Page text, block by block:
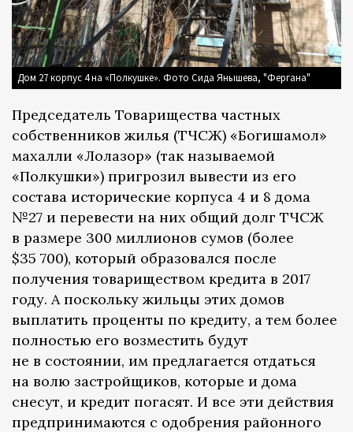
Дом 27 корпус 4 на «Полкушке». Фото Сида Янышева, "Фергана"
Председатель Товарищества частных
собственников жилья (ТЧСЖ) «Богишамол»
махалли «Лолазор» (так называемой
«Полкушки») пригрозил вывести из его
состава исторические корпуса 4 и 8 дома
№27 и перевести на них общий долг ТЧСЖ
в размере 300 миллионов сумов (более
$35 700), который образовался после
получения товариществом кредита в 2017
году. А поскольку жильцы этих домов
выплатить проценты по кредиту, а тем более
полностью его возместить будут
не в состоянии, им предлагается отдаться
на волю застройщиков, которые и дома
снесут, и кредит погасят. И все эти действия
предпринимаются с одобрения районного